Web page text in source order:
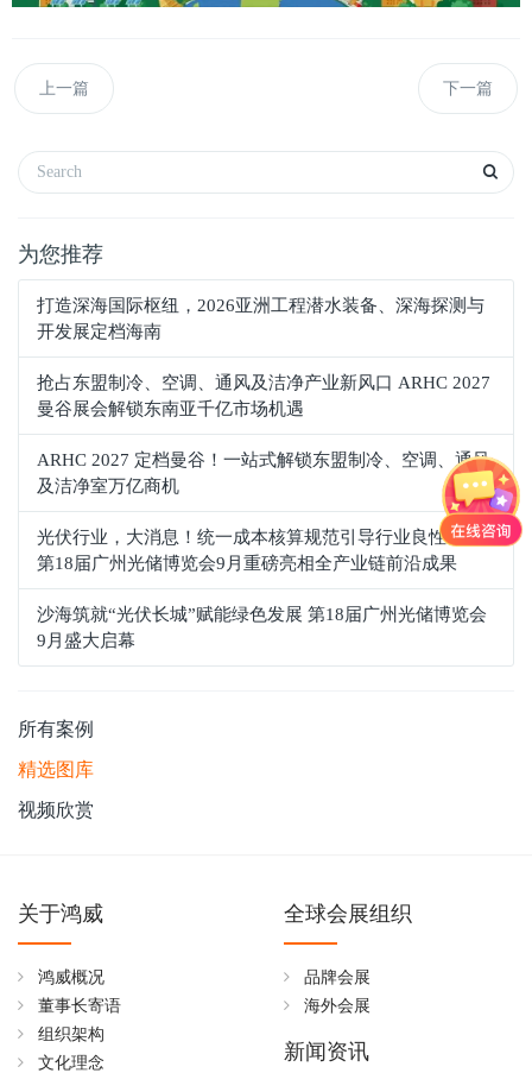
上一篇 下一篇
为您推荐
打造深海国际枢纽，2026亚洲工程潜水装备、深海探测与
开发展定档海南
抢占东盟制冷、空调、通风及洁净产业新风口 ARHC 2027
曼谷展会解锁东南亚千亿市场机遇
ARHC 2027 定档曼谷！一站式解锁东盟制冷、空调、通风
及洁净室万亿商机
光伏行业，大消息！统一成本核算规范引导行业良性发展
第18届广州光储博览会9月重磅亮相全产业链前沿成果
沙海筑就“光伏长城”赋能绿色发展 第18届广州光储博览会
9月盛大启幕
所有案例
精选图库
视频欣赏
关于鸿威
鸿威概况
董事长寄语
组织架构
文化理念
全球会展组织
品牌会展
海外会展
新闻资讯